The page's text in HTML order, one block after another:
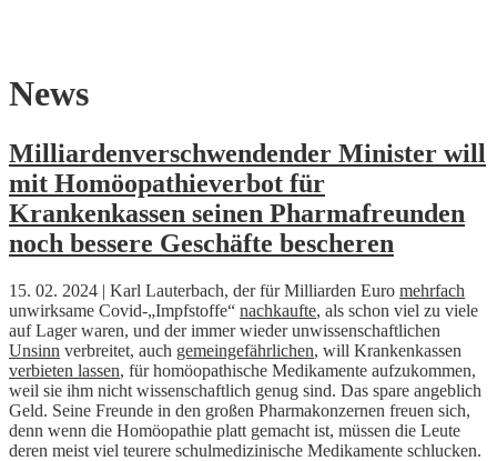
Skip
to
News
Milliardenverschwendender Minister will
mit Homöopathieverbot für
Krankenkassen seinen Pharmafreunden
noch bessere Geschäfte bescheren
15. 02. 2024 | Karl Lauterbach, der für Milliarden Euro mehrfach
unwirksame Covid-„Impfstoffe“ nachkaufte, als schon viel zu viele
auf Lager waren, und der immer wieder unwissenschaftlichen
Unsinn verbreitet, auch gemeingefährlichen, will Krankenkassen
verbieten lassen, für homöopathische Medikamente aufzukommen,
weil sie ihm nicht wissenschaftlich genug sind. Das spare angeblich
Geld. Seine Freunde in den großen Pharmakonzernen freuen sich,
denn wenn die Homöopathie platt gemacht ist, müssen die Leute
deren meist viel teurere schulmedizinische Medikamente schlucken.